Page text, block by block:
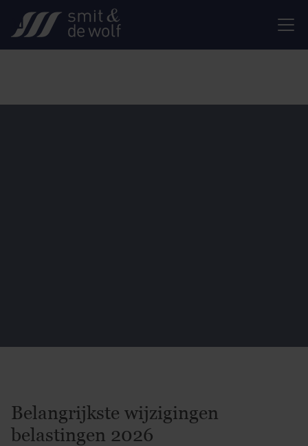
Belangrijkste wijzigingen
belastingen 2026